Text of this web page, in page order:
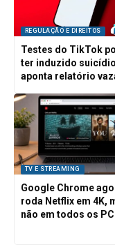
REGULAÇÃO E DIREITOS
Testes do TikTok
ter induzido
aponta relatório
TV E STREAMING
Google Chrome
roda Netflix em 4K,
não em todos os